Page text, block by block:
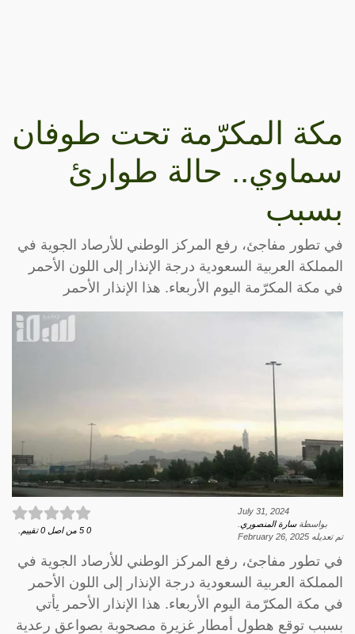
مكة المكرّمة تحت طوفان
سماوي.. حالة طوارئ
بسبب
في تطور مفاجئ، رفع المركز الوطني للأرصاد الجوية في
المملكة العربية السعودية درجة الإنذار إلى اللون الأحمر
في مكة المكرّمة اليوم الأربعاء. هذا الإنذار الأحمر
July 31, 2024
بواسطةسارة المنصوري
تم تعديله February 26, 2025
0
5 من اصل 0 تقييم.
في تطور مفاجئ، رفع المركز الوطني للأرصاد الجوية في
المملكة العربية السعودية درجة الإنذار إلى اللون الأحمر
في مكة المكرّمة اليوم الأربعاء. هذا الإنذار الأحمر يأتي
بسبب توقع هطول أمطار غزيرة مصحوبة بصواعق رعدية